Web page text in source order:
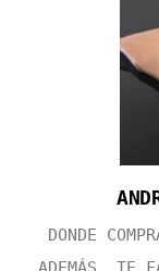
DONDE